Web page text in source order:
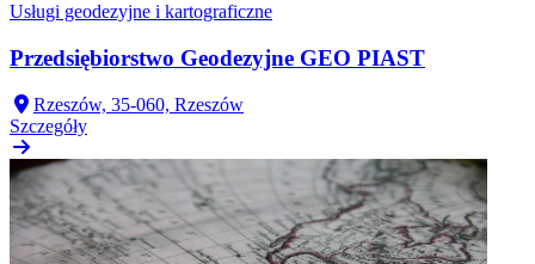
Usługi geodezyjne i kartograficzne
Przedsiębiorstwo Geodezyjne GEO PIAST
Rzeszów, 35-060, Rzeszów
Szczegóły